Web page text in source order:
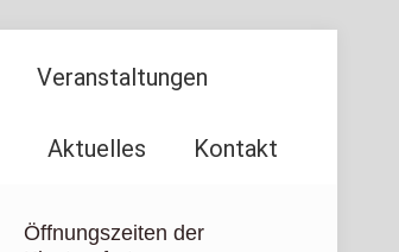
Veranstaltungen
Aktuelles Kontakt
Öffnungszeiten der